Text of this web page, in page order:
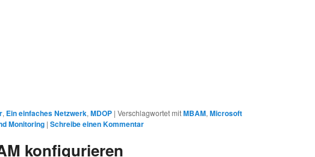
, Ein einfaches Netzwerk, MDOP | Verschlagwortet mitMBAM, Microsoft
Monitoring | Schreibe einen Kommentar
konfigurieren